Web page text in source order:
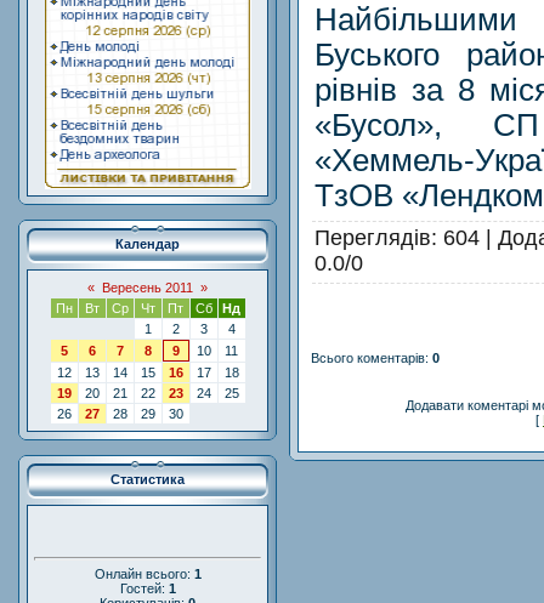
Календар
« Вересень 2011
»
Пн
Вт Ср Чт Пт Сб
Нд
1
2 3
4
5
6 7 8 9 10
11
12
13 14 15 16 17
18
19
20 21 22 23 24
25
26
27 28 29 30
Статистика
Онлайн всього: 1
Гостей: 1
Найбільшими
Буського
рівнів за 8
«Бусол»,
«Хеммель-
ТзОВ
Переглядів: 604 |
0.0/0
Всього коментарів: 0
Додавати коментарі
[